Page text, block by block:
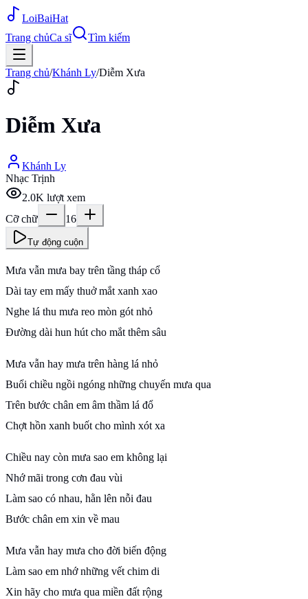
LoiBaiHat
Trang chủCa sĩ Tìm kiếm
Trang chủ/Khánh Ly/Diễm Xưa
Diễm Xưa
Khánh Ly
Nhạc Trịnh
2.0K lượt xem
Cỡ chữ
16
Tự động cuộn
Mưa vẫn mưa bay trên tầng tháp cổ
Dài tay em mấy thuở mắt xanh xao
Nghe lá thu mưa reo mòn gót nhỏ
Đường dài hun hút cho mắt thêm sâu
Mưa vẫn hay mưa trên hàng lá nhỏ
Buổi chiều ngồi ngóng những chuyến mưa qua
Trên bước chân em âm thầm lá đổ
Chợt hồn xanh buốt cho mình xót xa
Chiều nay còn mưa sao em không lại
Nhớ mãi trong cơn đau vùi
Làm sao có nhau, hằn lên nỗi đau
Bước chân em xin về mau
Mưa vẫn hay mưa cho đời biến động
Làm sao em nhớ những vết chim di
Xin hãy cho mưa qua miền đất rộng